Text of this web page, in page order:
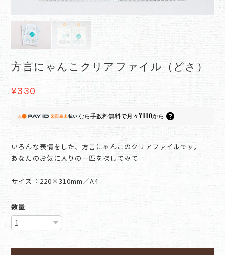
方言にゃんこクリアファイル（どさ）
¥330
なら手数料無料で月々¥110から
いろんな表情をした、方言にゃんこのクリアファイルです。
あなたのお気に入りの一匹を探してみて
サイズ：220×310mm／A4
数量